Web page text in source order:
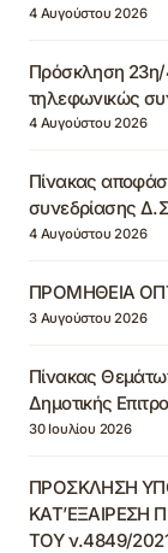
4 Αυγούστου 2026
Πρόσκληση 23η/
τηλεφωνικώς
4 Αυγούστου 2026
Πίνακας
συνεδρίασης
4 Αυγούστου 2026
ΠΡΟΜΗΘΕΙΑ
3 Αυγούστου 2026
Πίνακας
Δημοτικής
30 Ιουλίου 2026
ΠΡΟΣΚΛΗΣΗ
ΚΑΤ’ΕΞΑΙΡΕΣΗ
ΤΟΥ ν.4849/